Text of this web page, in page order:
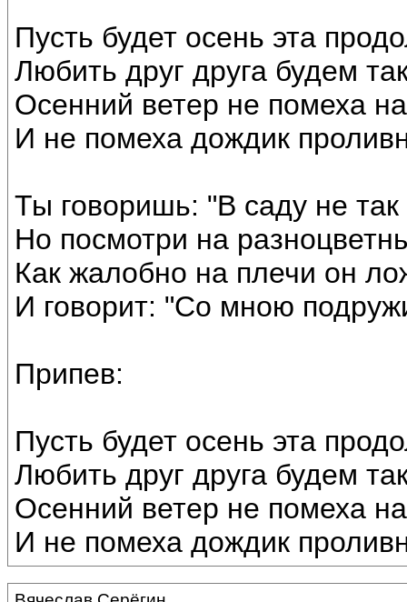
Пусть будет осень эта
Любить друг друга будем
Осенний ветер не помеха
И не помеха дождик
Ты говоришь: "В саду не
Но посмотри на
Как жалобно на плечи он
И говорит: "Со мною
Припев:
Пусть будет осень эта
Любить друг друга будем
Осенний ветер не помеха
И не помеха дождик